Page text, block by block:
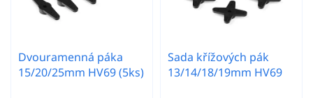
ů
Dvouramenná páka
15/20/25mm HV69 (5ks)
Sada křížových pák
13/14/18/19mm HV69